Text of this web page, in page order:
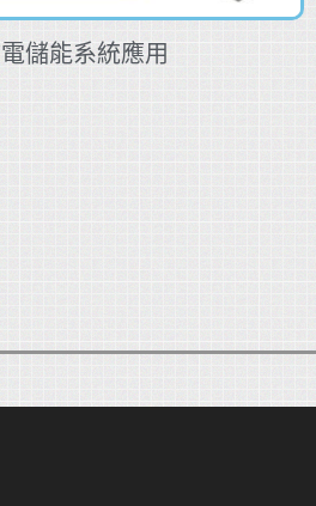
儲能系統應用